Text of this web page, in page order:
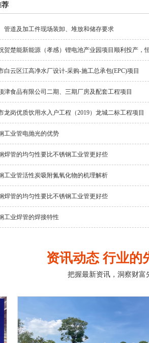
荐
管道及加工件现场装卸、堆放和储存要求
贺楚能新能源（孝感）锂电池产业园项目顺利投产，
白云区江高净水厂设计-采购-施工总承包(EPC)项目
津食品有限公司二期、三期厂房及配套工程项目
龙岗优质饮用水入户工程（2019）龙城二标工程项目
工业管电抛光的优势
焊管的均匀性要比不锈钢工业管更好些
工业管活性炭吸附氮氧化物的机理解析
焊管的均匀性要比不锈钢工业管更好些
工业焊管的焊接特性
资讯动态 行业的
把握最新资讯，洞察财富